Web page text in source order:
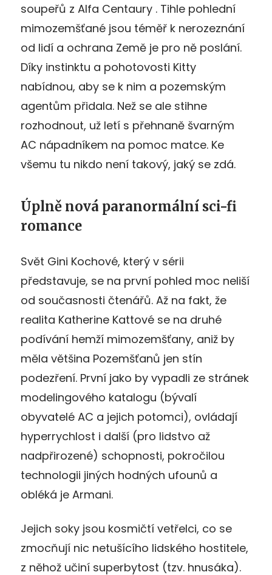
soupeřů z Alfa Centaury . Tihle pohlední
mimozemšťané jsou téměř k nerozeznání
od lidí a ochrana Země je pro ně poslání.
Díky instinktu a pohotovosti Kitty
nabídnou, aby se k nim a pozemským
agentům přidala. Než se ale stihne
rozhodnout, už letí s přehnaně švarným
AC nápadníkem na pomoc matce. Ke
všemu tu nikdo není takový, jaký se zdá.
Úplně nová paranormální sci-fi
romance
Svět Gini Kochové, který v sérii
představuje, se na první pohled moc neliší
od současnosti čtenářů. Až na fakt, že
realita Katherine Kattové se na druhé
podívání hemží mimozemšťany, aniž by
měla většina Pozemšťanů jen stín
podezření. První jako by vypadli ze stránek
modelingového katalogu (bývalí
obyvatelé AC a jejich potomci), ovládají
hyperrychlost i další (pro lidstvo až
nadpřirozené) schopnosti, pokročilou
technologii jiných hodných ufounů a
obléká je Armani.
Jejich soky jsou kosmičtí vetřelci, co se
zmocňují nic netušícího lidského hostitele,
z něhož učiní superbytost (tzv. hnusáka).